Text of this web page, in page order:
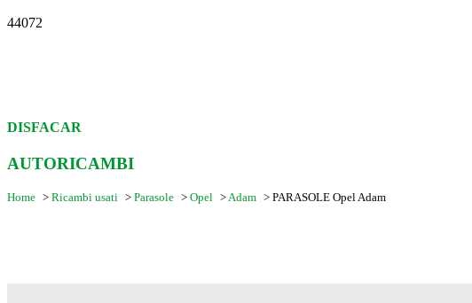
44072
DISFACAR
AUTORICAMBI
Home > Ricambi usati > Parasole > Opel >Adam > PARASOLE Opel Adam